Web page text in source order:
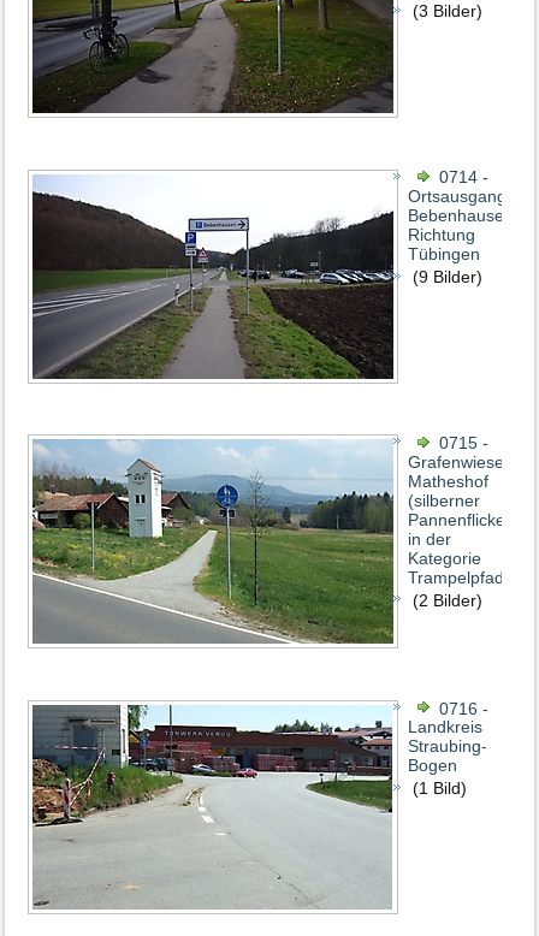
(3 Bilder)
0714 -
Ortsausgang
Bebenhausen
Richtung
Tübingen
(9 Bilder)
0715 -
Grafenwiesen-
Matheshof
(silberner
Pannenflicken
in der
Kategorie
Trampelpfad)
(2 Bilder)
0716 -
Landkreis
Straubing-
Bogen
(1 Bild)